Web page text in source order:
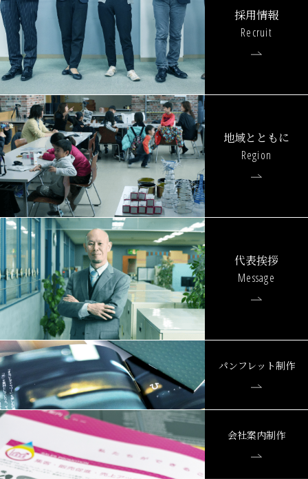
採用情報
Recruit
地域とともに
Region
代表挨拶
Message
パンフレット制作
会社案内制作